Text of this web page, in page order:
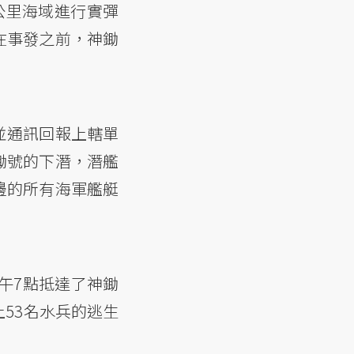
海域進行實彈
發之前，神鋤
通訊回報上轄單
的下潛，潛艦
的所有海軍艦艇
7點抵達了神鋤
名水兵的逃生